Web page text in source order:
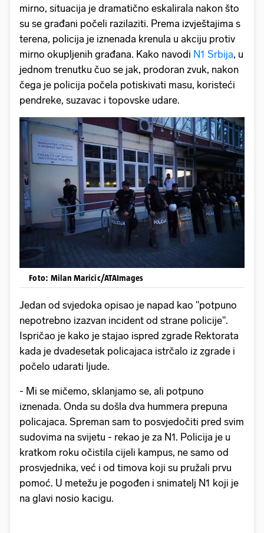
mirno, situacija je dramatično eskalirala nakon što
su se građani počeli razilaziti. Prema izvještajima s
terena, policija je iznenada krenula u akciju protiv
mirno okupljenih građana. Kako navodi N1 Srbija, u
jednom trenutku čuo se jak, prodoran zvuk, nakon
čega je policija počela potiskivati masu, koristeći
pendreke, suzavac i topovske udare.
Foto: Milan Maricic/ATAImages
Jedan od svjedoka opisao je napad kao "potpuno
nepotrebno izazvan incident od strane policije".
Ispričao je kako je stajao ispred zgrade Rektorata
kada je dvadesetak policajaca istrčalo iz zgrade i
počelo udarati ljude.
- Mi se mičemo, sklanjamo se, ali potpuno
iznenada. Onda su došla dva hummera prepuna
policajaca. Spreman sam to posvjedočiti pred svim
sudovima na svijetu - rekao je za N1. Policija je u
kratkom roku očistila cijeli kampus, ne samo od
prosvjednika, već i od timova koji su pružali prvu
pomoć. U metežu je pogođen i snimatelj N1 koji je
na glavi nosio kacigu.